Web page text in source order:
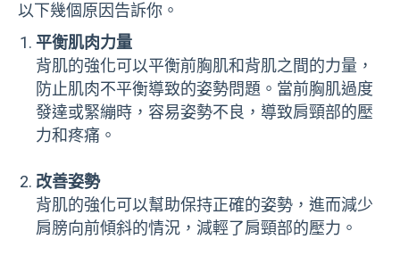
以下幾個原因告訴你。
平衡肌肉力量
背肌的強化可以平衡前胸肌和背肌之間的力量，
防止肌肉不平衡導致的姿勢問題。當前胸肌過度
發達或緊繃時，容易姿勢不良，導致肩頸部的壓
力和疼痛。
改善姿勢
背肌的強化可以幫助保持正確的姿勢，進而減少
肩膀向前傾斜的情況，減輕了肩頸部的壓力。